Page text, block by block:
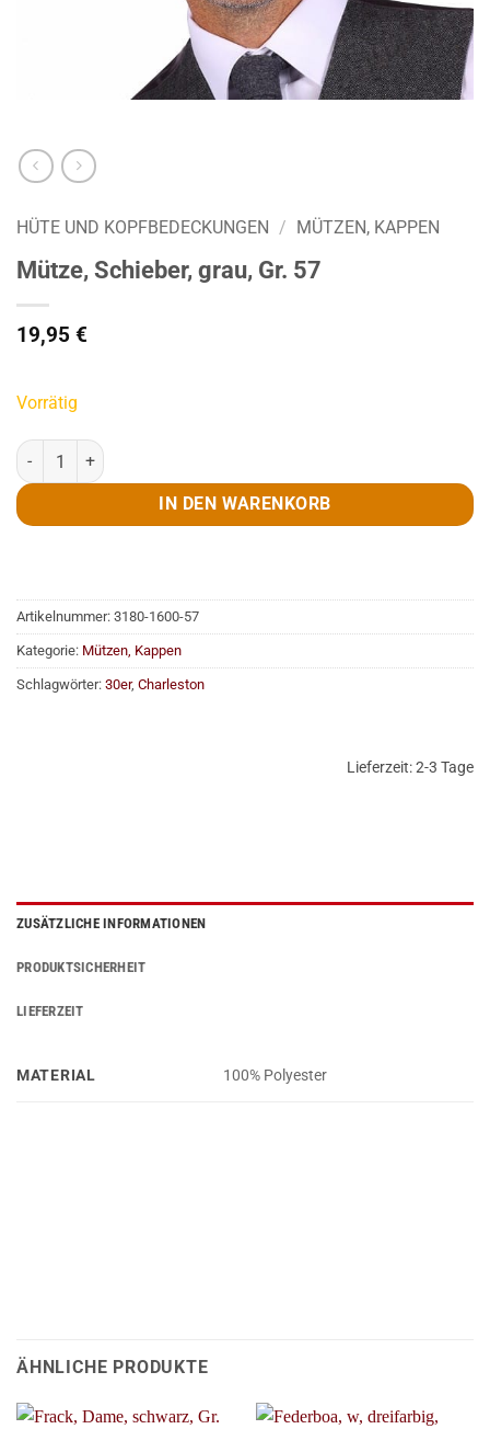
HÜTE UND KOPFBEDECKUNGEN / MÜTZEN, KAPPEN
Mütze, Schieber, grau, Gr. 57
19,95 €
Vorrätig
Mütze, Schieber, grau, Gr. 57 Menge
IN DEN WARENKORB
Artikelnummer: 3180-1600-57
Kategorie: Mützen, Kappen
Schlagwörter: 30er, Charleston
Lieferzeit:2-3 Tage
ZUSÄTZLICHE INFORMATIONEN
PRODUKTSICHERHEIT
LIEFERZEIT
MATERIAL 100% Polyester
ÄHNLICHE PRODUKTE